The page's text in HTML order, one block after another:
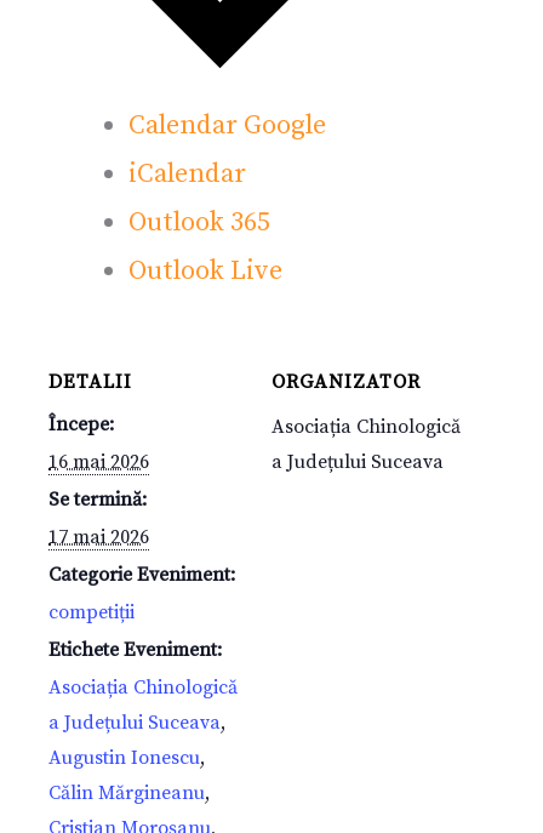
Calendar Google
iCalendar
Outlook 365
Outlook Live
DETALII
Începe:
16 mai 2026
Se termină:
17 mai 2026
Categorie Eveniment:
competiții
Etichete Eveniment:
Asociația Chinologică
a Județului Suceava,
Augustin Ionescu,
Călin Mărgineanu,
ORGANIZATOR
Asociația Chinologică
a Județului Suceava